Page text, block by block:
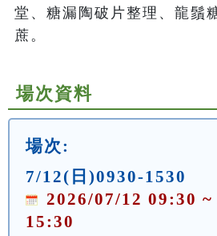
堂、糖漏陶破片整理、龍鬚
蔗。
場次資料
場次:
7/12(日)0930-1530
2026/07/12 09:30 ~
15:30